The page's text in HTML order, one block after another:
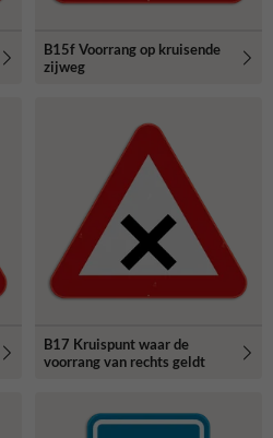
B15f Voorrang op kruisende
zijweg
B17 Kruispunt waar de
voorrang van rechts geldt